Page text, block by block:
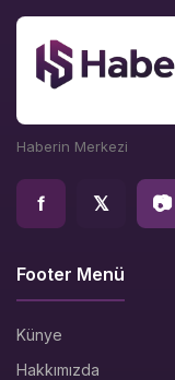
Haberin Merkezi
f 𝕏 📷
Footer Menü
Künye
Hakkımızda